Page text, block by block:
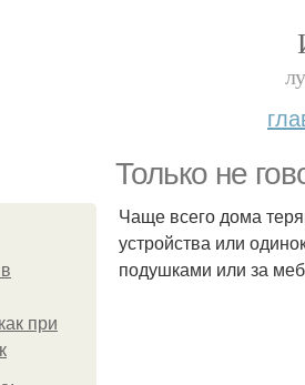
Только не
при
Чаще всего дома
устройства или
подушками или за